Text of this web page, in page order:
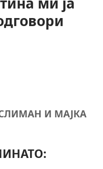
И МАЈКА